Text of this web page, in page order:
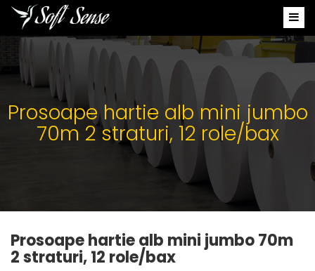
Prosoape hartie alb mini jumbo
70m 2 straturi, 12 role/bax
Prosoape hartie alb mini jumbo 70m
2 straturi, 12 role/bax